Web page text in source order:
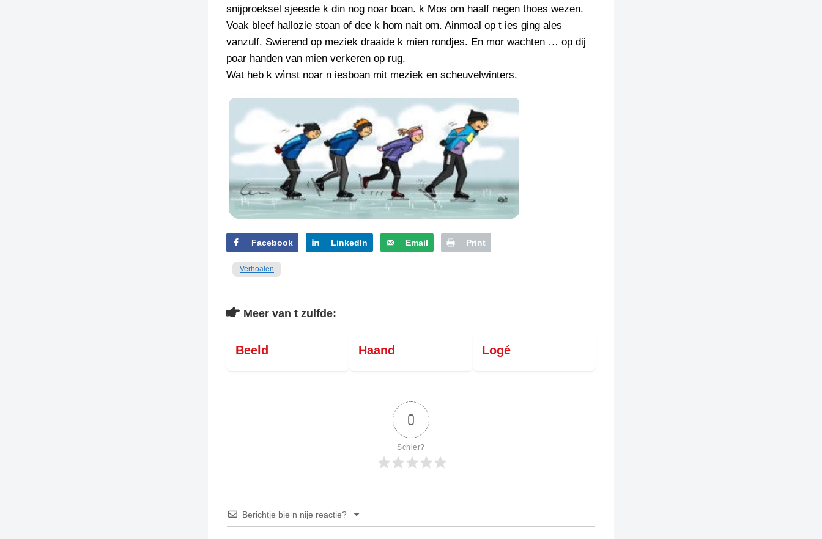
SCHRIEFWEDSTRIED
FLYER
INZENDENS
PERSBERICHT
SCHRIEFWEDSTRIED
INZENDENS
JURYRAPPORT
PERSBERICHT
FOTO’S
2026
FLYER
TIEDSCHRIFT
KREUZE
TENEEL
VERHOALEN
SPREUKEN
VEURDRACHTEN
snijproeksel sjeesde k din nog noar boan. k Mos om haalf negen thoes wezen.
Voak bleef hallozie stoan of dee k hom nait om. Ainmoal op t ies ging ales
vanzulf. Swierend op meziek draaide k mien rondjes. En mor wachten … op dij
poar handen van mien verkeren op rug.
Wat heb k wìnst noar n iesboan mit meziek en scheuvelwinters.
Facebook LinkedIn Email Print
Verhoalen
Meer van t zulfde:
Beeld Haand Logé
0
Schier?
Berichtje bie n nije reactie?